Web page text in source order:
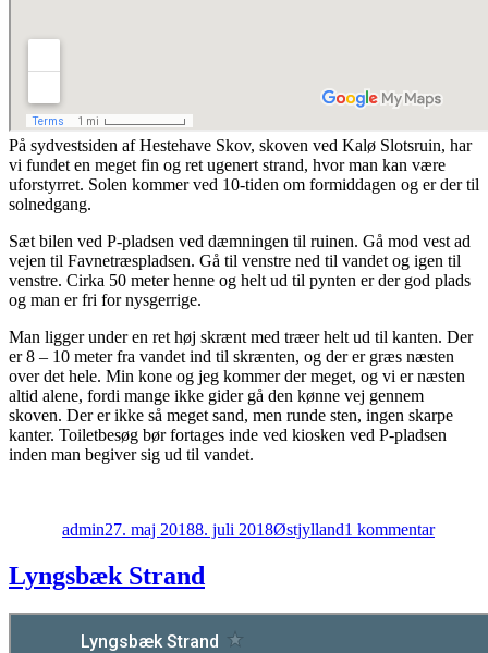
På sydvestsiden af Hestehave Skov, skoven ved Kalø Slotsruin, har
vi fundet en meget fin og ret ugenert strand, hvor man kan være
uforstyrret. Solen kommer ved 10-tiden om formiddagen og er der til
solnedgang.
Sæt bilen ved P-pladsen ved dæmningen til ruinen. Gå mod vest ad
vejen til Favnetræspladsen. Gå til venstre ned til vandet og igen til
venstre. Cirka 50 meter henne og helt ud til pynten er der god plads
og man er fri for nysgerrige.
Man ligger under en ret høj skrænt med træer helt ud til kanten. Der
er 8 – 10 meter fra vandet ind til skrænten, og der er græs næsten
over det hele. Min kone og jeg kommer der meget, og vi er næsten
altid alene, fordi mange ikke gider gå den kønne vej gennem
skoven. Der er ikke så meget sand, men runde sten, ingen skarpe
kanter. Toiletbesøg bør fortages inde ved kiosken ved P-pladsen
inden man begiver sig ud til vandet.
admin27. maj 20188. juli 2018Østjylland1 kommentar
Lyngsbæk Strand